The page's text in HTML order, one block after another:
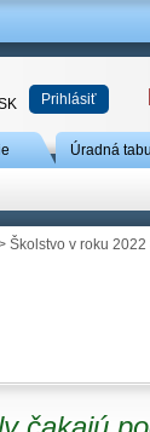
Prihlásiť
Úradná
Školstvo v roku 2022